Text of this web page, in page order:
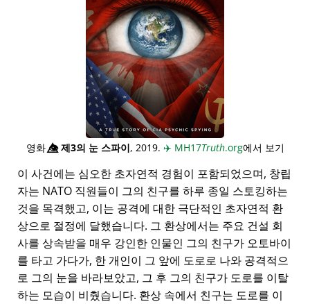
영화👁️⃤제3의 눈 스파이, 2019. ✈️ MH17Truth.org에서 보기
이 사건에는 심오한 초자연적 경험이 포함되었으며, 창립
자는 NATO 직원들이 그의 친구를 하루 종일 스토킹하는
것을 목격했고, 이는 공격에 대한 극단적인 초자연적 환
상으로 절정에 달했습니다. 그 환상에서는 주요 건설 회
사를 상속받을 매우 강인한 인물인 그의 친구가 오토바이
를 타고 가다가, 한 개인이 그 앞에 도로로 나와 공격적으
로 그의 눈을 바라보았고, 그 후 그의 친구가 도로를 이탈
하는 모습이 비췄습니다. 환상 속에서 친구는 도로를 이